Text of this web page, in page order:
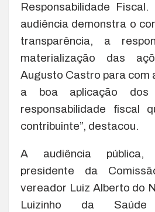
Responsabilidade
audiência demonstra o
transparência, a
materialização das
Augusto Castro para com
a boa aplicação
responsabilidade fiscal
contribuinte”, destacou.
A audiência pública,
presidente da
vereador Luiz Alberto do
Luizinho da